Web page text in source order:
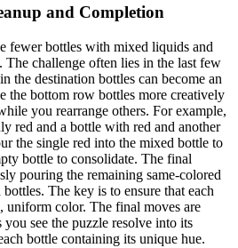
and Completion
fewer bottles with mixed liquids and
The challenge often lies in the last few
the destination bottles can become an
the bottom row bottles more creatively
you rearrange others. For example,
red and a bottle with red and another
the single red into the mixed bottle to
bottle to consolidate. The final
pouring the remaining same-colored
The key is to ensure that each
uniform color. The final moves are
see the puzzle resolve into its
bottle containing its unique hue.